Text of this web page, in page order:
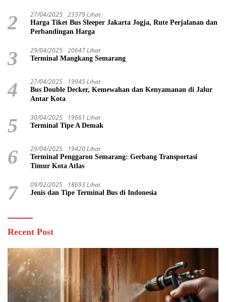
2 27/04/2025 23379 Lihat
Harga Tiket Bus Sleeper Jakarta Jogja, Rute Perjalanan dan
Perbandingan Harga
3 29/04/2025 20647 Lihat
Terminal Mangkang Semarang
4 27/04/2025 19945 Lihat
Bus Double Decker, Kemewahan dan Kenyamanan di Jalur
Antar Kota
5 30/04/2025 19661 Lihat
Terminal Tipe A Demak
6 29/04/2025 19420 Lihat
Terminal Penggaron Semarang: Gerbang Transportasi
Timur Kota Atlas
7 09/02/2025 18693 Lihat
Jenis dan Tipe Terminal Bus di Indonesia
Recent Post